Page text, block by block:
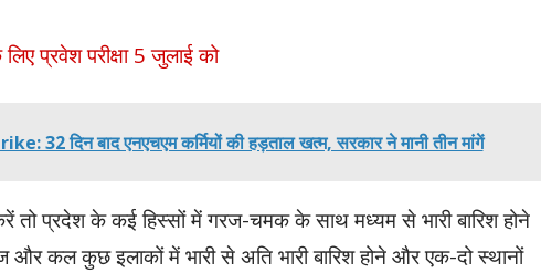
लिए प्रवेश परीक्षा 5 जुलाई को
32 दिन बाद एनएचएम कर्मियों की हड़ताल खत्म, सरकार ने मानी तीन मांगें
तो प्रदेश के कई हिस्सों में गरज-चमक के साथ मध्यम से भारी बारिश होने
कल कुछ इलाकों में भारी से अति भारी बारिश होने और एक-दो स्थानों